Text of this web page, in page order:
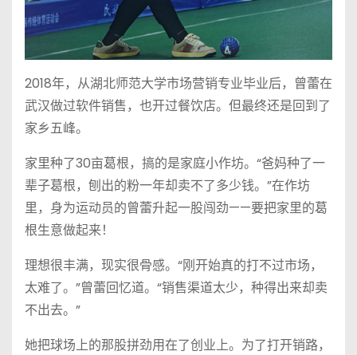
2018年，从湖北师范大学市场营销专业毕业后，曾蕾在
武汉做过软件销售，也开过餐饮店。但最终还是回到了
家乡五峰。
家里种了30亩葛根，搞的是家庭小作坊。“爸妈种了一
辈子葛根，刨出的粉一年却卖不了多少钱。”在作坊
里，身为运动员的曾蕾升起一股闯劲——要把家里的葛
根生意做起来！
理想很丰满，现实很骨感。“刚开始真的打不过市场，
太难了。”曾蕾回忆道。“销售渠道太少，种得出来却卖
不出去。”
她把球场上的那股拼劲用在了创业上。为了打开销路，